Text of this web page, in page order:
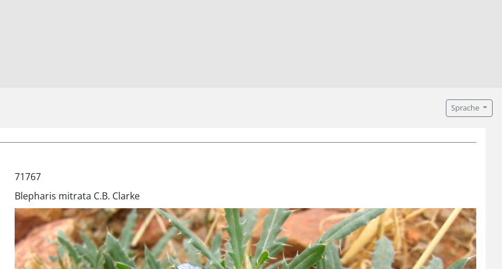
Sprache
71767
Blepharis mitrata C.B. Clarke